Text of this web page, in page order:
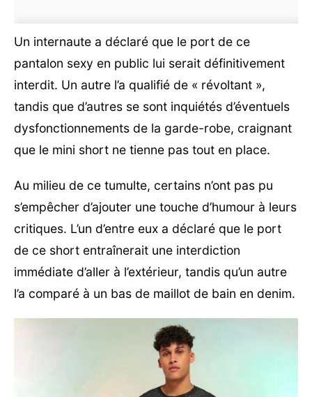
Un internaute a déclaré que le port de ce
pantalon sexy en public lui serait définitivement
interdit. Un autre l’a qualifié de « révoltant »,
tandis que d’autres se sont inquiétés d’éventuels
dysfonctionnements de la garde-robe, craignant
que le mini short ne tienne pas tout en place.
Au milieu de ce tumulte, certains n’ont pas pu
s’empêcher d’ajouter une touche d’humour à leurs
critiques. L’un d’entre eux a déclaré que le port
de ce short entraînerait une interdiction
immédiate d’aller à l’extérieur, tandis qu’un autre
l’a comparé à un bas de maillot de bain en denim.